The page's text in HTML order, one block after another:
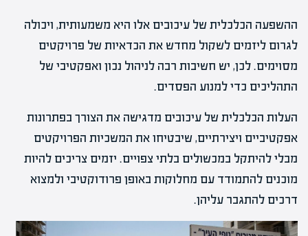
ההשפעה הכלכלית של עיכובים אלו היא משמעותית, ויכולה
לגרום ליזמים לשקול מחדש את הכדאיות של פרויקטים
מסוימים. לכן, יש חשיבות רבה לניהול נכון ואפקטיבי של
התהליכים כדי למנוע הפסדים.
העלות הכלכלית של עיכובים מדגישה את הצורך בפתרונות
אפקטיביים ויצירתיים, שיבטיחו את המשכיות הפרויקטים
מבלי להיתקל במכשולים בלתי צפויים. יזמים צריכים להיות
מוכנים להתמודד עם מחלוקות באופן פרודוקטיבי ולמצוא
דרכים להתגבר עליהן.